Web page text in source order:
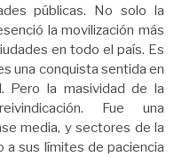
públicas. No solo la
la movilización más
en todo el país. Es
una conquista sentida en
Pero la masividad de la
Fue una
media, y sectores de la
a sus límites de paciencia